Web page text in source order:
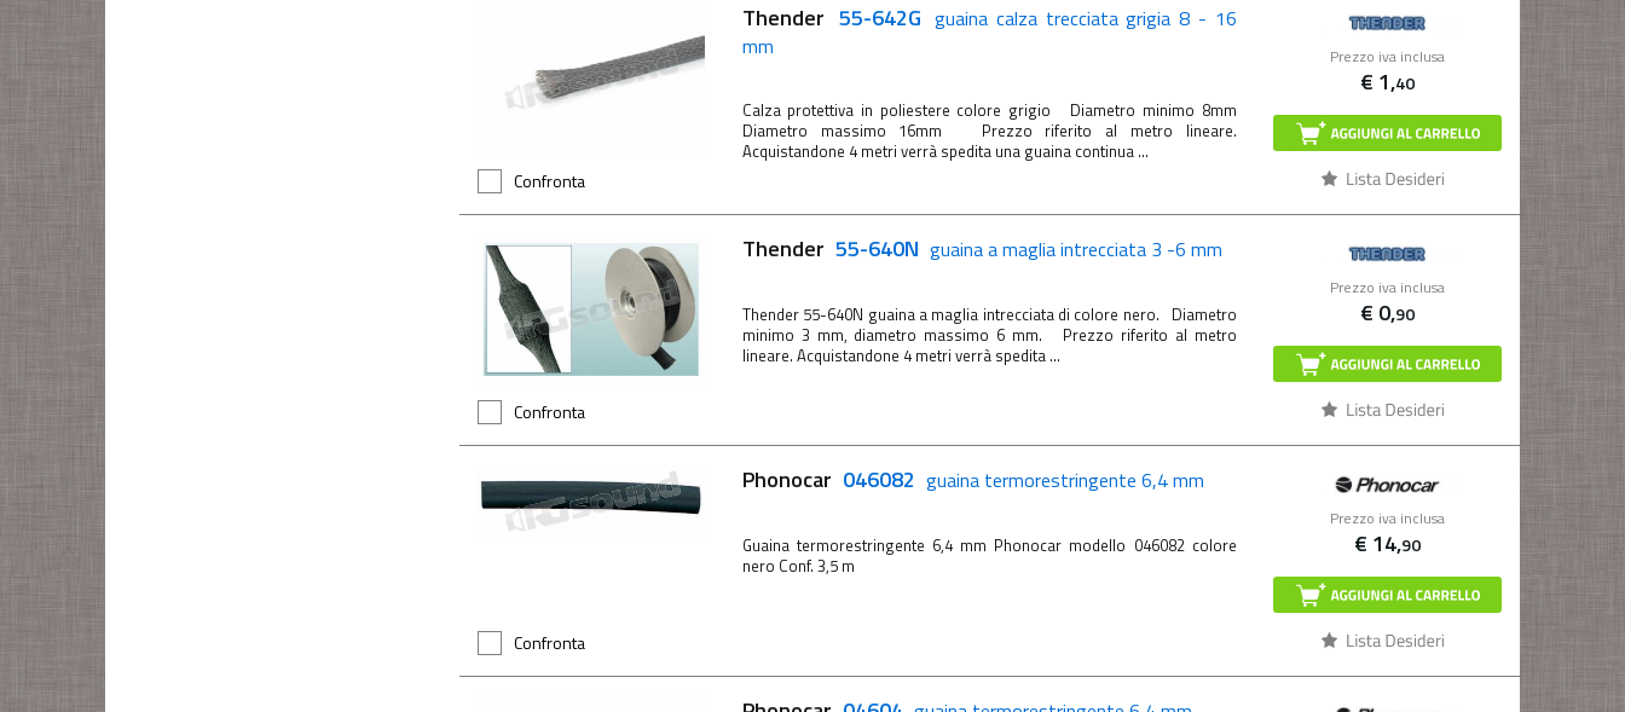
Confronta
Prezzo iva inclusa
€ 1,40
Thender 55-642G guaina calza trecciata grigia 8 - 16
mm
Calza protettiva in poliestere colore grigio Diametro minimo 8mm
Diametro massimo 16mm Prezzo riferito al metro lineare.
Acquistandone 4 metri verrà spedita una guaina continua ...
Confronta
Prezzo iva inclusa
€ 0,90
Thender 55-640N guaina a maglia intrecciata 3 -6 mm
Thender 55-640N guaina a maglia intrecciata di colore nero. Diametro
minimo 3 mm, diametro massimo 6 mm. Prezzo riferito al metro
lineare. Acquistandone 4 metri verrà spedita ...
Confronta
Prezzo iva inclusa
€ 14,90
Phonocar 046082 guaina termorestringente 6,4 mm
Guaina termorestringente 6,4 mm Phonocar modello 046082 colore
nero Conf. 3,5 m